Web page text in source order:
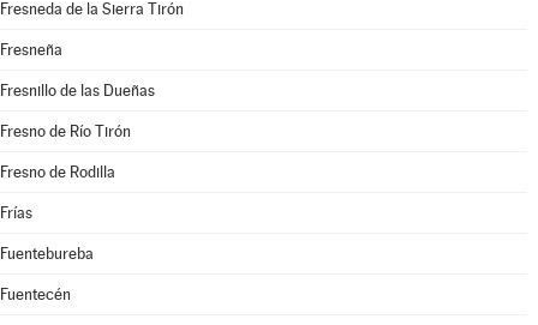
Fresneda de la Sierra Tirón
Fresneña
Fresnillo de las Dueñas
Fresno de Río Tirón
Fresno de Rodilla
Frías
Fuentebureba
Fuentecén